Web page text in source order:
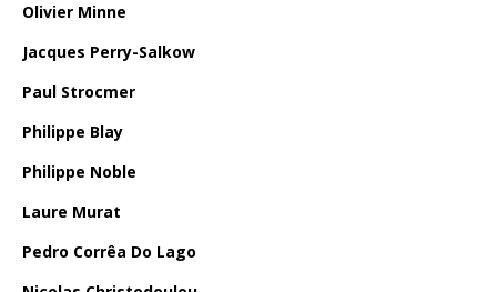
Olivier Minne
Jacques Perry-Salkow
Paul Strocmer
Philippe Blay
Philippe Noble
Laure Murat
Pedro Corrêa Do Lago